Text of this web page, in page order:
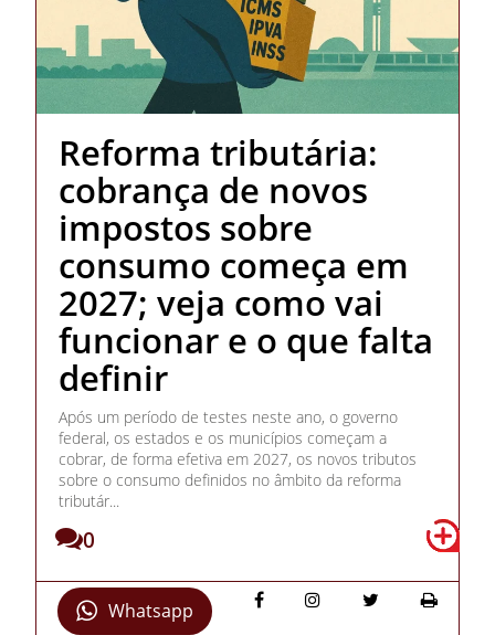
Reforma tributária:
cobrança de novos
impostos sobre
consumo começa em
2027; veja como vai
funcionar e o que falta
definir
Após um período de testes neste ano, o governo
federal, os estados e os municípios começam a
cobrar, de forma efetiva em 2027, os novos tributos
sobre o consumo definidos no âmbito da reforma
tributár...
0
Whatsapp